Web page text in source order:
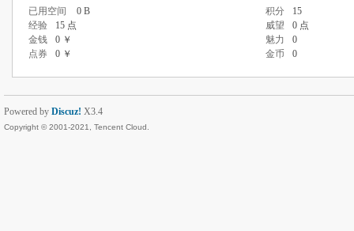
已用空间
0 B 积分
15
经验
15 点 威望
0 点
金钱
0 ￥ 魅力
0
点券
0 ￥ 金币 0
Powered by Discuz! X3.4
Copyright © 2001-2021, Tencent Cloud.